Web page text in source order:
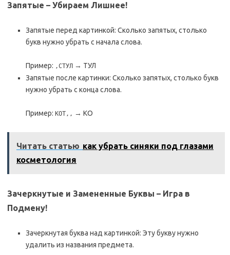
Запятые – Убираем Лишнее!
Запятые перед картинкой: Сколько запятых, столько
букв нужно убрать с начала слова.
Пример: ,СТУЛ → ТУЛ
Запятые после картинки: Сколько запятых, столько букв
нужно убрать с конца слова.
Пример: КОТ,, → КО
Читать статью как убрать синяки под глазами
косметология
Зачеркнутые и Замененные Буквы – Игра в
Подмену!
Зачеркнутая буква над картинкой: Эту букву нужно
удалить из названия предмета.